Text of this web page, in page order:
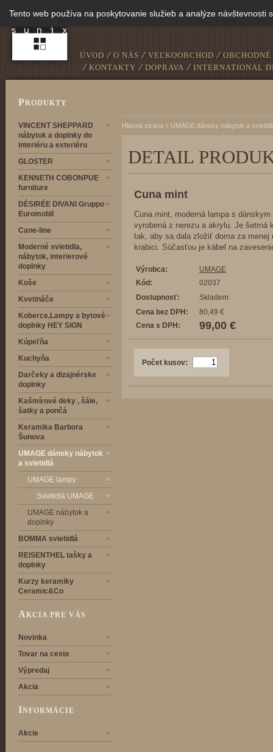
ÚVOD O NÁS VEĽKOOBCHOD
KONTAKTY
DOPRAVA INTERNATIONAL
PRODUKTY
VINCENT SHEPPARD
nábytok a doplnky do
interiéru a exteriéru
GLOSTER
KENNETH COBONPUE
furniture
DÉSIRÉE DIVANI Gruppo
Euromobil
Cane-line
Moderné svietidla,
nábytok, interierové
doplnky
Koše
Kvetináče
Koberce,Lampy a bytové
doplnky HEY SIGN
Kúpeľňa
Kuchyňa
Darčeky a dizajnérske
doplnky
Kašmírové deky , šále,
šatky a pončá
Keramika Barbora
Šunova
UMAGE dánsky nábytok
a svietidlá
UMAGE lampy
Svietidlá UMAGE
UMAGE nábytok a
doplnky
BOMMA svietidlá
REISENTHEL tašky a
doplnky
Kurzy keramiky
Ceramic&Co
AKCIA PRE VÁS
Novinka
Tovar na ceste
Výpredaj
Akcia
INFORMÁCIE
Akcie
Hlavná strana > UMAGE dánsky nábytok a
DETAIL
Cuna mint
Cuna mint, moderná lampa s
vyrobená z nerezu a akrylu. Je šetrná
tak, aby sa dala zložiť doma za menej
krabici. Súčasťou je kábel na
Výrobca:
UMAGE
Kód:
02037
Dostupnosť:
Skladem
Cena bez DPH:
80,49 €
Cena s DPH:
99,00 €
Počet kusov:
Tento web používa na poskytovanie služieb a analýze návštevnosti